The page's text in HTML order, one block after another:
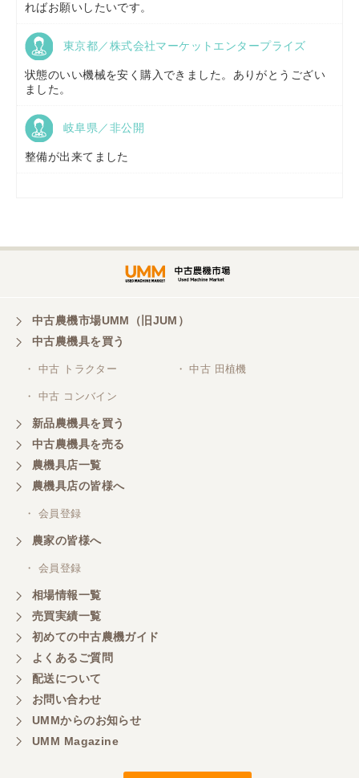
福島県／(有)草野商事
山形県／株式会社ノーキステージ
株式会社トミタモータース
ればお願いしたいです。
東京都／株式会社マーケットエンタープライズ
状態のいい機械を安く購入できました。ありがとうござい
ました。
岐阜県／非公開
整備が出来てました
中古農機市場UMM（旧JUM）
中古農機具を買う
・ 中古 トラクター ・ 中古 田植機
・ 中古 コンバイン
新品農機具を買う
中古農機具を売る
農機具店一覧
農機具店の皆様へ
・ 会員登録
農家の皆様へ
・ 会員登録
相場情報一覧
売買実績一覧
初めての中古農機ガイド
よくあるご質問
配送について
お問い合わせ
UMMからのお知らせ
UMM Magazine